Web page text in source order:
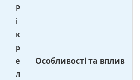
Р
і
к
р
е
л
Особливості та вплив